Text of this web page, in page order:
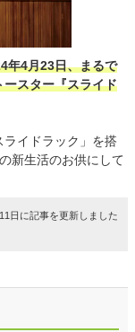
年4月23日、まるで
スター『スライド
ライドラック」を搭
新生活のお供にして
日に記事を更新しました